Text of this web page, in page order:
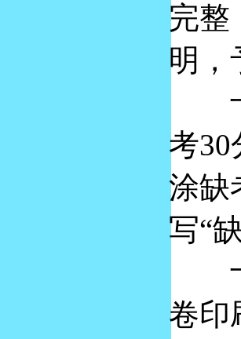
完整
明，
十
考
涂缺
写“
十
卷印